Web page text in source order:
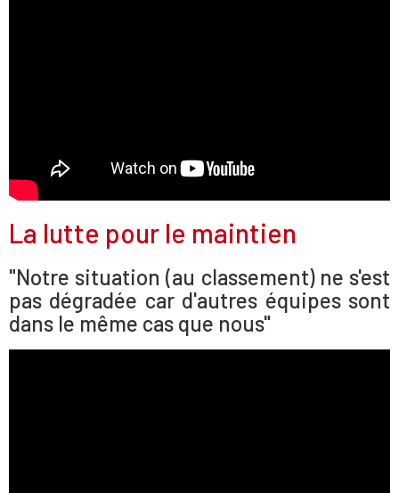
La lutte pour le maintien
"Notre situation (au classement) ne s'est
pas dégradée car d'autres équipes sont
dans le même cas que nous"